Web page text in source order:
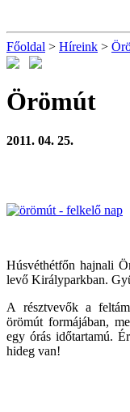
Főoldal > Híreink >
Örömút
2011. 04. 25.
Húsvéthétfőn hajnali
levő Királyparkban.
A résztvevők a
örömút formájában,
egy órás időtartamú.
hideg van!